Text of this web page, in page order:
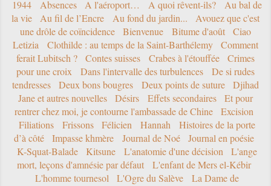
1944 Absences A l'aéroport… A quoi rêvent-ils?
Au bal de
la vie
Au fil de l’Encre Au fond du jardin...
Avouez que c'est
une drôle de coïncidence
Bienvenue Bitume d'août
Ciao
Letizia
Clothilde : au temps de la Saint-Barthélemy
Comment
ferait Lubitsch ?
Contes suisses Crabes à l'étouffée
Crimes
pour une croix
Dans l'intervalle des turbulences
De si rudes
tendresses
Deux bons bougres Deux points de suture
Djihad
Jane et autres nouvelles
Désirs Effets secondaires
Et pour
rentrer chez moi, je contourne l'ambassade de Chine
Excision
Filiations
Frissons Félicien Hannah
Histoires de la porte
d’à côté
Impasse khmère Journal de Noé
Journal en poésie
K-Squat-Balade
Kitsune L'anatomie d'une décision
L'ange
mort, leçons d'amnésie par défaut
L'enfant de Mers el-Kébir
L'homme tournesol
L'Ogre du Salève
La Dame de